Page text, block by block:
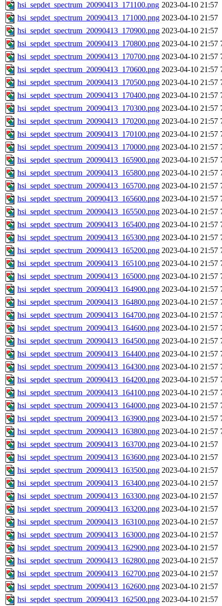
hsi_sepdet_spectrum_20090413_171100.png 2023-04-10 21:57
hsi_sepdet_spectrum_20090413_171000.png 2023-04-10 21:57
hsi_sepdet_spectrum_20090413_170900.png 2023-04-10 21:57
hsi_sepdet_spectrum_20090413_170800.png 2023-04-10 21:57
hsi_sepdet_spectrum_20090413_170700.png 2023-04-10 21:57
hsi_sepdet_spectrum_20090413_170600.png 2023-04-10 21:57
hsi_sepdet_spectrum_20090413_170500.png 2023-04-10 21:57
hsi_sepdet_spectrum_20090413_170400.png 2023-04-10 21:57
hsi_sepdet_spectrum_20090413_170300.png 2023-04-10 21:57
hsi_sepdet_spectrum_20090413_170200.png 2023-04-10 21:57
hsi_sepdet_spectrum_20090413_170100.png 2023-04-10 21:57
hsi_sepdet_spectrum_20090413_170000.png 2023-04-10 21:57
hsi_sepdet_spectrum_20090413_165900.png 2023-04-10 21:57
hsi_sepdet_spectrum_20090413_165800.png 2023-04-10 21:57
hsi_sepdet_spectrum_20090413_165700.png 2023-04-10 21:57
hsi_sepdet_spectrum_20090413_165600.png 2023-04-10 21:57
hsi_sepdet_spectrum_20090413_165500.png 2023-04-10 21:57
hsi_sepdet_spectrum_20090413_165400.png 2023-04-10 21:57
hsi_sepdet_spectrum_20090413_165300.png 2023-04-10 21:57
hsi_sepdet_spectrum_20090413_165200.png 2023-04-10 21:57
hsi_sepdet_spectrum_20090413_165100.png 2023-04-10 21:57
hsi_sepdet_spectrum_20090413_165000.png 2023-04-10 21:57
hsi_sepdet_spectrum_20090413_164900.png 2023-04-10 21:57
hsi_sepdet_spectrum_20090413_164800.png 2023-04-10 21:57
hsi_sepdet_spectrum_20090413_164700.png 2023-04-10 21:57
hsi_sepdet_spectrum_20090413_164600.png 2023-04-10 21:57
hsi_sepdet_spectrum_20090413_164500.png 2023-04-10 21:57
hsi_sepdet_spectrum_20090413_164400.png 2023-04-10 21:57
hsi_sepdet_spectrum_20090413_164300.png 2023-04-10 21:57
hsi_sepdet_spectrum_20090413_164200.png 2023-04-10 21:57
hsi_sepdet_spectrum_20090413_164100.png 2023-04-10 21:57
hsi_sepdet_spectrum_20090413_164000.png 2023-04-10 21:57
hsi_sepdet_spectrum_20090413_163900.png 2023-04-10 21:57
hsi_sepdet_spectrum_20090413_163800.png 2023-04-10 21:57
hsi_sepdet_spectrum_20090413_163700.png 2023-04-10 21:57
hsi_sepdet_spectrum_20090413_163600.png 2023-04-10 21:57
hsi_sepdet_spectrum_20090413_163500.png 2023-04-10 21:57
hsi_sepdet_spectrum_20090413_163400.png 2023-04-10 21:57
hsi_sepdet_spectrum_20090413_163300.png 2023-04-10 21:57
hsi_sepdet_spectrum_20090413_163200.png 2023-04-10 21:57
hsi_sepdet_spectrum_20090413_163100.png 2023-04-10 21:57
hsi_sepdet_spectrum_20090413_163000.png 2023-04-10 21:57
hsi_sepdet_spectrum_20090413_162900.png 2023-04-10 21:57
hsi_sepdet_spectrum_20090413_162800.png 2023-04-10 21:57
hsi_sepdet_spectrum_20090413_162700.png 2023-04-10 21:57
hsi_sepdet_spectrum_20090413_162600.png 2023-04-10 21:57
hsi_sepdet_spectrum_20090413_162500.png 2023-04-10 21:57